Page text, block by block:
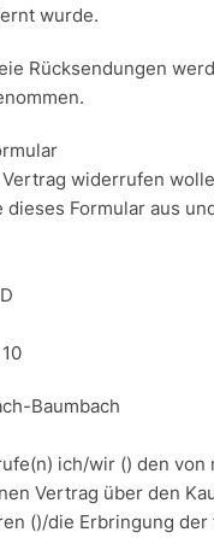
wurde.
Rücksendungen
widerrufen
Formular aus
Baumbach
ich/wir () den von
Vertrag über den
()/die Erbringung der